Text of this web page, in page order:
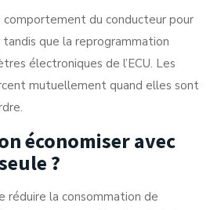
comportement du conducteur pour
que la reprogrammation
électroniques de l’ECU. Les
mutuellement quand elles sont
économiser avec
?
réduire la consommation de